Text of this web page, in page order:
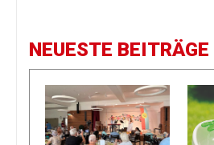
NEUESTE BEITRÄGE